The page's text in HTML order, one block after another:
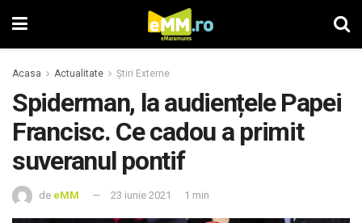
Acasa Actualitate Știri Externe
Spiderman, la audiențele Papei
Francisc. Ce cadou a primit
suveranul pontif
de eMM 23 iunie 2021 1 min